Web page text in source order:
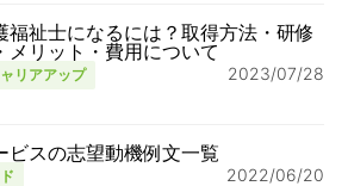
福祉士になるには？取得方法・研修
メリット・費用について
リアアップ 2023/07/28
ビスの志望動機例文一覧
2022/06/20